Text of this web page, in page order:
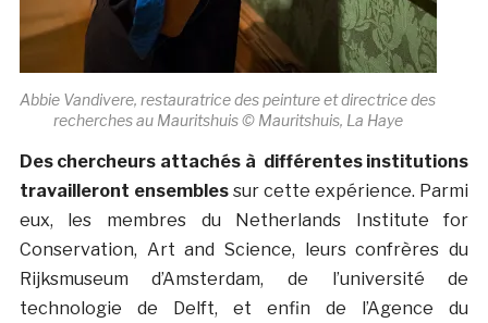
Abbie Vandivere, restauratrice des peinture et directrice des
recherches au Mauritshuis © Mauritshuis, La Haye
Des chercheurs attachés à différentes institutions
travailleront ensemblessur cette expérience. Parmi
eux, les membres du Netherlands Institute for
Conservation, Art and Science, leurs confrères du
Rijksmuseum d’Amsterdam, de l’université de
technologie de Delft, et enfin de l’Agence du